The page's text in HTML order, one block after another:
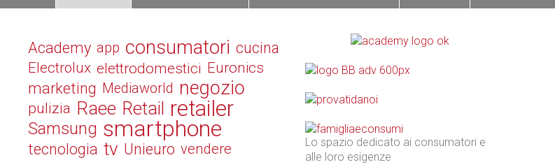
Academy app consumatori cucina
Electrolux elettrodomestici Euronics
marketing Mediaworld negozio
pulizia Raee Retail retailer
Samsung smartphone
tecnologia tv Unieuro vendere
Lo spazio dedicato ai consumatori e
alle loro esigenze